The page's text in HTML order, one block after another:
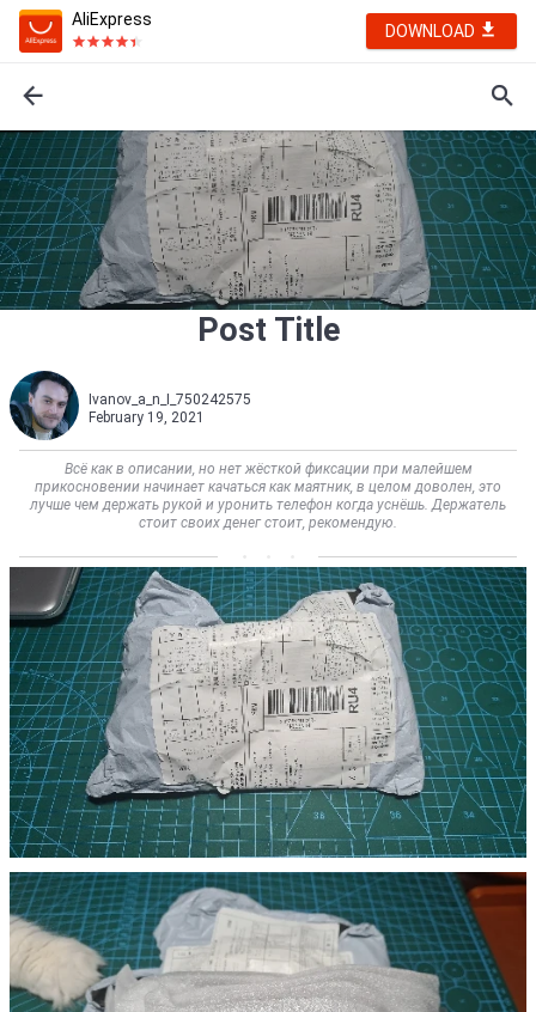
AliExpress
DOWNLOAD
Post Title
Ivanov_a_n_I_750242575
February 19, 2021
Всё как в описании, но нет жёсткой фиксации при малейшем
прикосновении начинает качаться как маятник, в целом доволен, это
лучше чем держать рукой и уронить телефон когда уснёшь. Держатель
стоит своих денег стоит, рекомендую.